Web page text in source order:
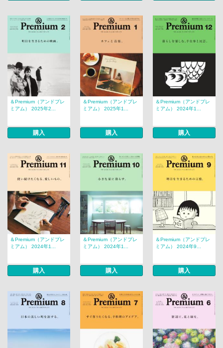
＆Premium（アンドプレ
ミアム） 2025年2...
購入
＆Premium（アンドプレ
ミアム） 2025年1...
購入
＆Premium（アンドプレ
ミアム） 2024年1...
購入
＆Premium（アンドプレ
ミアム） 2024年1...
購入
＆Premium（アンドプレ
ミアム） 2024年1...
購入
＆Premium（アンドプレ
ミアム） 2024年9...
購入